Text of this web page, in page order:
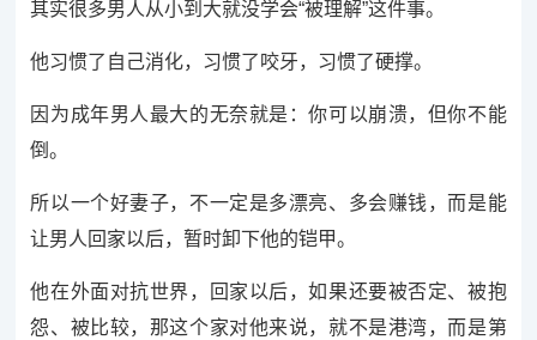
其实很多男人从小到大就没学会“被理解”这件事。
他习惯了自己消化，习惯了咬牙，习惯了硬撑。
因为成年男人最大的无奈就是：你可以崩溃，但你不能
倒。
所以一个好妻子，不一定是多漂亮、多会赚钱，而是能
让男人回家以后，暂时卸下他的铠甲。
他在外面对抗世界，回家以后，如果还要被否定、被抱
怨、被比较，那这个家对他来说，就不是港湾，而是第